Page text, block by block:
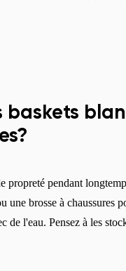
propreté pendant
brosse à chaussures
de l'eau. Pensez à les